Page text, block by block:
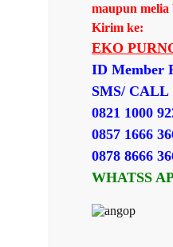
maupun melia
Kirim ke:
EKO
ID Member
SMS/ CALL
0821 1000
0857 1666
0878 8666
WHATSS